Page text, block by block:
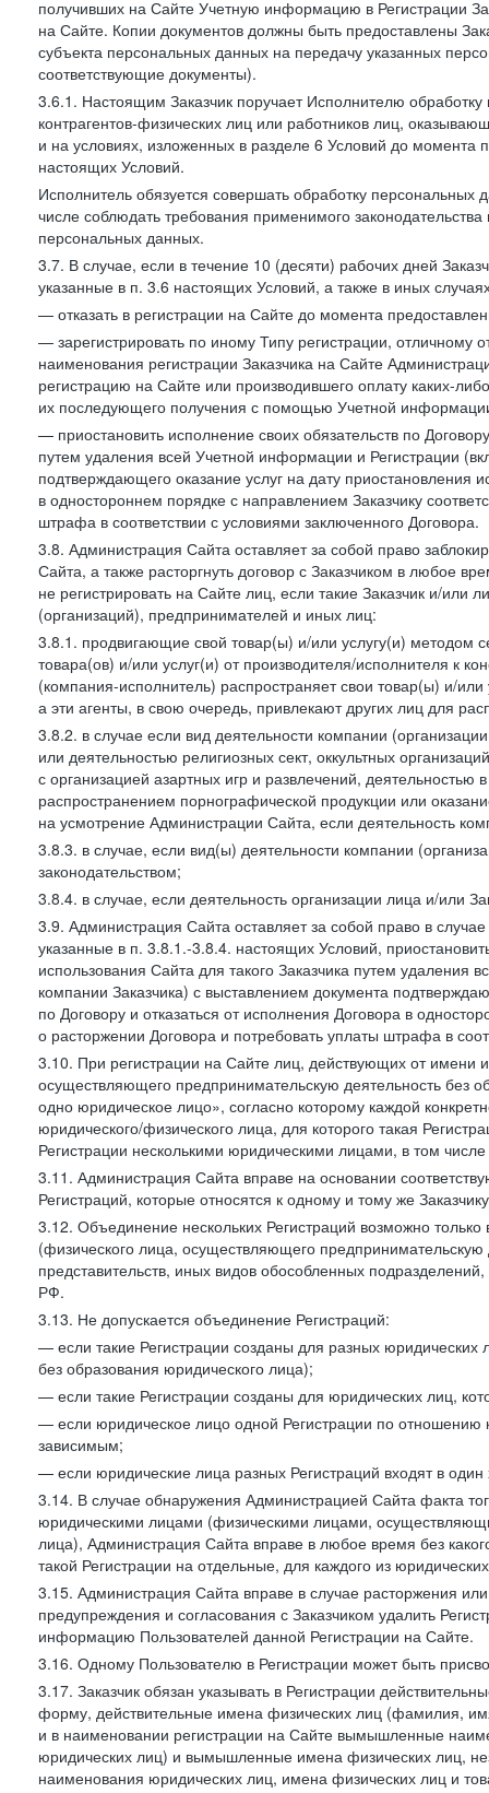
получивших на Сайте Учетную информацию в Регистрации
на Сайте. Копии документов должны быть предоставлены
субъекта персональных данных на передачу указанных
соответствующие документы).
3.6.1. Настоящим Заказчик поручает Исполнителю
контрагентов-физических лиц или работников лиц,
и на условиях, изложенных в разделе 6 Условий до момента
настоящих Условий.
Исполнитель обязуется совершать обработку
числе соблюдать требования применимого
персональных данных.
3.7. В случае, если в течение 10 (десяти) рабочих дней
указанные в п. 3.6 настоящих Условий, а также в иных
— отказать в регистрации на Сайте до момента
— зарегистрировать по иному Типу регистрации, отличному
наименования регистрации Заказчика на Сайте
регистрацию на Сайте или производившего оплату каких-
их последующего получения с помощью Учетной
— приостановить исполнение своих обязательств по
путем удаления всей Учетной информации и Регистрации
подтверждающего оказание услуг на дату приостановления
в одностороннем порядке с направлением Заказчику
штрафа в соответствии с условиями заключенного Договора.
3.8. Администрация Сайта оставляет за собой право
Сайта, а также расторгнуть договор с Заказчиком в любое
не регистрировать на Сайте лиц, если такие Заказчик и/
(организаций), предпринимателей и иных лиц:
3.8.1. продвигающие свой товар(ы) и/или услугу(и) методом
товара(ов) и/или услуг(и) от производителя/исполнителя к
(компания-исполнитель) распространяет свои товар(ы) и/
а эти агенты, в свою очередь, привлекают других лиц для
3.8.2. в случае если вид деятельности компании
или деятельностью религиозных сект, оккультных
с организацией азартных игр и развлечений,
распространением порнографической продукции или
на усмотрение Администрации Сайта, если деятельность
3.8.3. в случае, если вид(ы) деятельности компании
законодательством;
3.8.4. в случае, если деятельность организации лица и/или
3.9. Администрация Сайта оставляет за собой право в
указанные в п. 3.8.1.-3.8.4. настоящих Условий,
использования Сайта для такого Заказчика путем
компании Заказчика) с выставлением документа
по Договору и отказаться от исполнения Договора в
о расторжении Договора и потребовать уплаты штрафа в
3.10. При регистрации на Сайте лиц, действующих от имени
осуществляющего предпринимательскую деятельность без
одно юридическое лицо», согласно которому каждой
юридического/физического лица, для которого такая
Регистрации несколькими юридическими лицами, в том
3.11. Администрация Сайта вправе на основании
Регистраций, которые относятся к одному и тому же
3.12. Объединение нескольких Регистраций возможно
(физического лица, осуществляющего
представительств, иных видов обособленных
РФ.
3.13. Не допускается объединение Регистраций:
— если такие Регистрации созданы для разных
без образования юридического лица);
— если такие Регистрации созданы для юридических лиц,
— если юридическое лицо одной Регистрации по отношению
зависимым;
— если юридические лица разных Регистраций входят в
3.14. В случае обнаружения Администрацией Сайта факта
юридическими лицами (физическими лицами,
лица), Администрация Сайта вправе в любое время без
такой Регистрации на отдельные, для каждого из
3.15. Администрация Сайта вправе в случае расторжения
предупреждения и согласования с Заказчиком удалить
информацию Пользователей данной Регистрации на Сайте.
3.16. Одному Пользователю в Регистрации может быть
3.17. Заказчик обязан указывать в Регистрации
форму, действительные имена физических лиц (фамилия,
и в наименовании регистрации на Сайте вымышленные
юридических лиц) и вымышленные имена физических лиц,
наименования юридических лиц, имена физических лиц и